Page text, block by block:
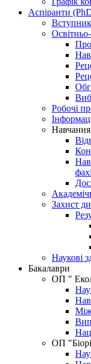
Аспіранти
Робочі
Навчання
Захист
Наукові
Бакалаври
ОП "
ОП